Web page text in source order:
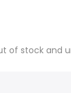
of stock and